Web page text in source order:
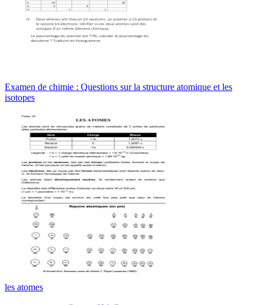
Examen de chimie : Questions sur la structure atomique et les
isotopes
les atomes